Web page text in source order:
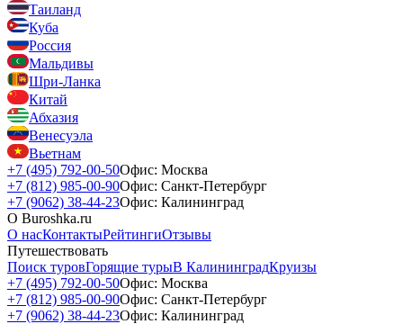
Таиланд
Куба
Россия
Мальдивы
Шри-Ланка
Китай
Абхазия
Венесуэла
Вьетнам
+7 (495) 792-00-50Офис: Москва
+7 (812) 985-00-90Офис: Санкт-Петербург
+7 (9062) 38-44-23Офис: Калининград
О Buroshka.ru
О насКонтактыРейтингиОтзывы
Путешествовать
Поиск туровГорящие турыВ КалининградКруизы
+7 (495) 792-00-50Офис: Москва
+7 (812) 985-00-90Офис: Санкт-Петербург
+7 (9062) 38-44-23Офис: Калининград